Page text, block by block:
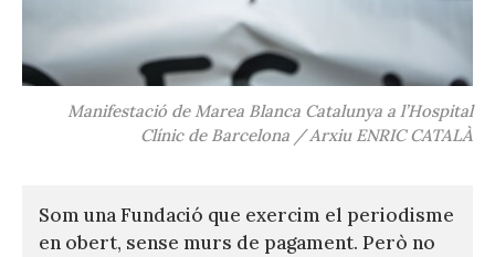
Manifestació de Marea Blanca Catalunya a l’Hospital
Clínic de Barcelona / Arxiu ENRIC CATALÀ
Som una Fundació que exercim el periodisme
en obert, sense murs de pagament. Però no